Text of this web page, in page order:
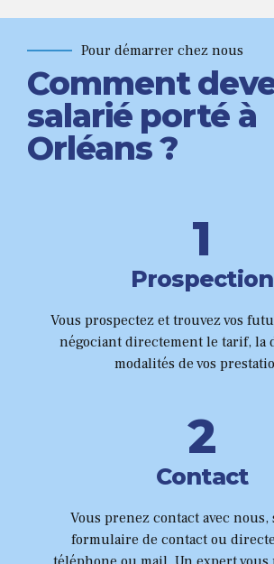
Pour démarrer chez nous
Comment
salarié porté à
Orléans ?
1
2
3
4
5
6
7
Prospection
Vous prospectez et trouvez vos
négociant directement le tarif, la
modalités de vos
0
1
2
3
4
Contact
Vous prenez contact avec nous,
formulaire de contact ou
0